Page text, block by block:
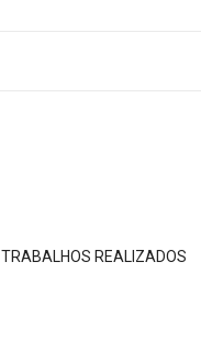
TRABALHOS REALIZADOS